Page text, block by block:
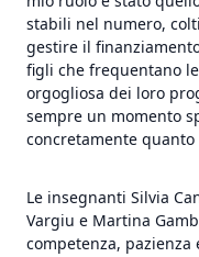
stabili nel numero,
gestire il
figli che frequentano
orgogliosa dei loro
sempre un momento
concretamente
Le insegnanti Silvia
Vargiu e Martina
competenza, pazienza